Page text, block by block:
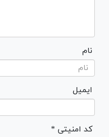
نام
ایمیل
* کد امنیتی